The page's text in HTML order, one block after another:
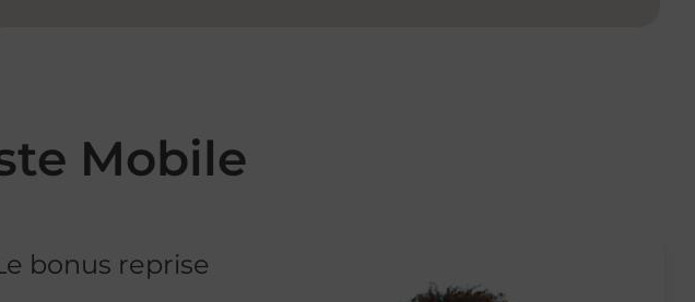
Mobile
bonus reprise